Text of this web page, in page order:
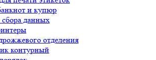
и купюр
данных
отделения
контурный